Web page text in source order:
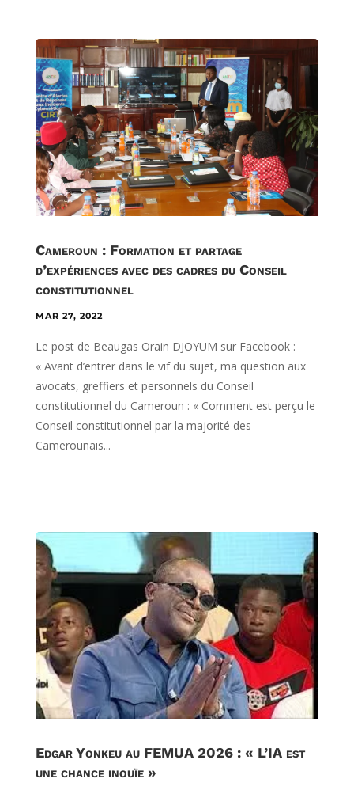
Cameroun : Formation et partage
d’expériences avec des cadres du Conseil
constitutionnel
MAR 27, 2022
Le post de Beaugas Orain DJOYUM sur Facebook :
« Avant d’entrer dans le vif du sujet, ma question aux
avocats, greffiers et personnels du Conseil
constitutionnel du Cameroun : « Comment est perçu le
Conseil constitutionnel par la majorité des
Camerounais...
Edgar Yonkeu au FEMUA 2026 : « L’IA est
une chance inouïe »